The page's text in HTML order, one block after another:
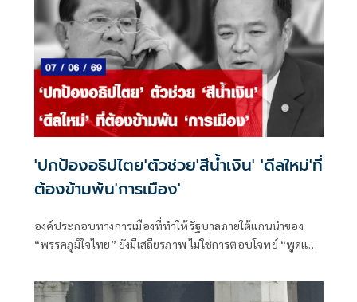
ไทยกับกัมพูชาแต่อย่างใด มีแต่การนั่งสนทนาระหว่างผู้นำขณะ
รอเวลาเปิดงานและกล่าวสปีช”
'ปกป้องอธิปไตย'ตัวช่วย'สีน้ำเงิน' 'ดีลใหม่'ที่
ต้องข้ามพ้น'การเมือง'
องค์ประกอบทางการเมืองที่ทำให้รัฐบาลภายใต้แกนนำของ
“พรรคภูมิใจไทย” ยังมีเสถียรภาพ ไม่ใช่การตอบโจทย์ “พูดแล้ว
เป็นตัวกำหนดด้วย